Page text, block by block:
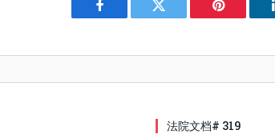
Facebook Twitter Pinterest
法院文档# 319